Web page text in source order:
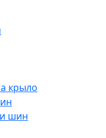
крыло
шин